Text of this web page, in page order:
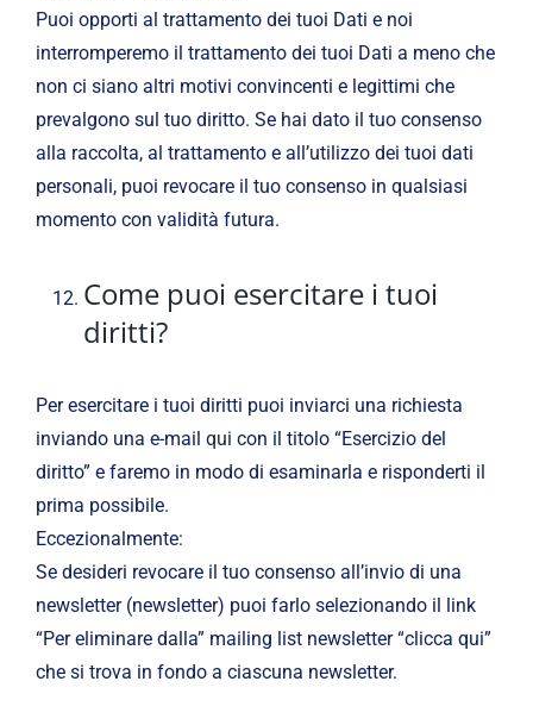
Puoi opporti al trattamento dei tuoi Dati e noi
interromperemo il trattamento dei tuoi Dati a meno che
non ci siano altri motivi convincenti e legittimi che
prevalgono sul tuo diritto. Se hai dato il tuo consenso
alla raccolta, al trattamento e all’utilizzo dei tuoi dati
personali, puoi revocare il tuo consenso in qualsiasi
momento con validità futura.
Come puoi esercitare i tuoi
diritti?
Per esercitare i tuoi diritti puoi inviarci una richiesta
inviando una e-mail qui con il titolo “Esercizio del
diritto” e faremo in modo di esaminarla e risponderti il ​​
prima possibile.
Eccezionalmente:
Se desideri revocare il tuo consenso all’invio di una
newsletter (newsletter) puoi farlo selezionando il link
“Per eliminare dalla” mailing list newsletter “clicca qui”
che si trova in fondo a ciascuna newsletter.